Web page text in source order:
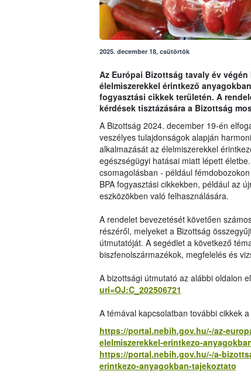
2025. december 18, csütörtök
Az Európai Bizottság tavaly év
élelmiszerekkel érintkező
fogyasztási cikkek területén. A
kérdések tisztázására a Bizottság
A Bizottság 2024. december 19-én
veszélyes tulajdonságok alapján
alkalmazását az élelmiszerekkel
egészségügyi hatásai miatt lépett
csomagolásban - például
BPA fogyasztási cikkekben, például az
eszközökben való felhasználására.
A rendelet bevezetését követően
részéről, melyeket a Bizottság
útmutatóját. A segédlet a következő
biszfenolszármazékok, megfelelés és
A bizottsági útmutató az alábbi oldalon
uri=OJ:C_202506721
A témával kapcsolatban további cikkek
https://portal.nebih.gov.hu/-/az-
elelmiszerekkel-erintkezo-
https://portal.nebih.gov.hu/-/a-
erintkezo-anyagokban-tajekoztato